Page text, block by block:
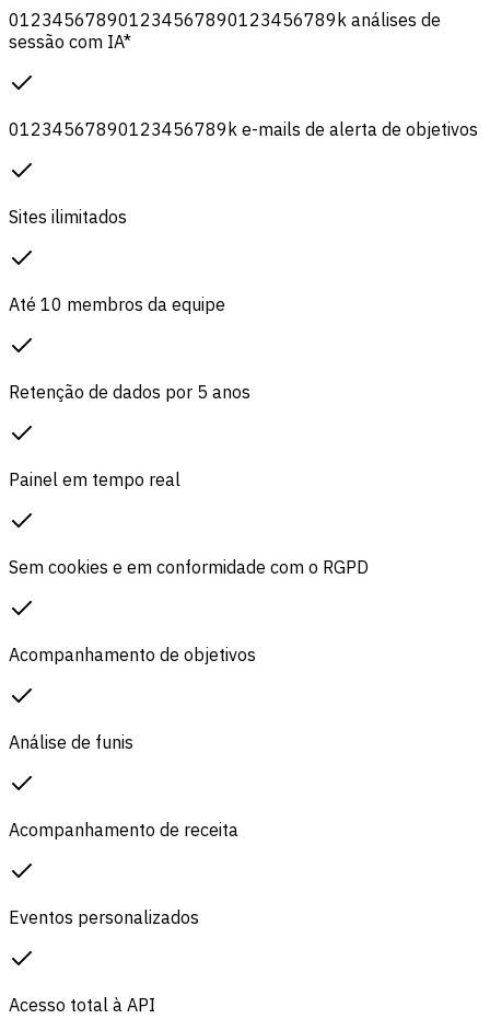
012345678901234567890123456789 k análises de
sessão com IA*
01234567890123456789 k e-mails de alerta de objetivos
Sites ilimitados
Até 10 membros da equipe
Retenção de dados por 5 anos
Painel em tempo real
Sem cookies e em conformidade com o RGPD
Acompanhamento de objetivos
Análise de funis
Acompanhamento de receita
Eventos personalizados
Acesso total à API